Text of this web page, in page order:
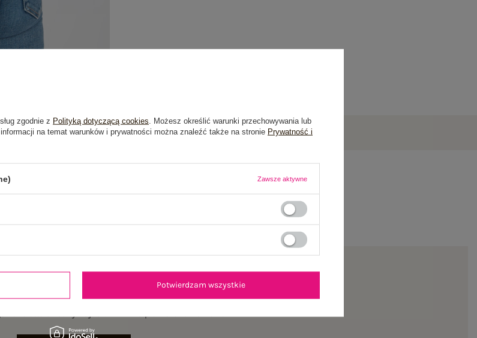
produkcie(0)
zgodnie z Polityką dotyczącą cookies . Możesz określić warunki przechowywania lub
na temat warunków i prywatności można znaleźć także na stronie Prywatność i
Zawsze aktywne
Potwierdzam wszystkie